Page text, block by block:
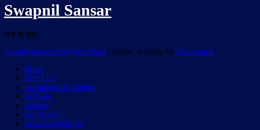
Swapnil Sansar
भीड़ से जुदा
Proudly powered by WordPress | Theme: Newsup by Themeansar.
Home
About Us
Accordions & Toggles
Activate
Activity
Ads System
Advertise With Us